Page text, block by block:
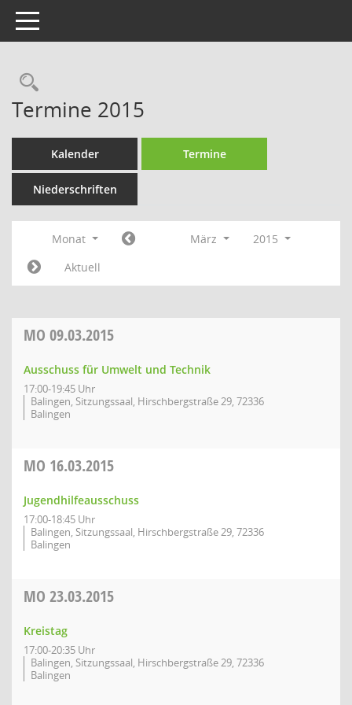
Toggle navigation
Rechercheauswahl
Termine 2015
Kalender Termine
Niederschriften
Monat März
2015
Aktuell
MO 09.03.2015
Ausschuss für Umwelt und Technik
17:00-19:45 Uhr
Balingen, Sitzungssaal, Hirschbergstraße 29, 72336
Balingen
MO 16.03.2015
Jugendhilfeausschuss
17:00-18:45 Uhr
Balingen, Sitzungssaal, Hirschbergstraße 29, 72336
Balingen
MO 23.03.2015
Kreistag
17:00-20:35 Uhr
Balingen, Sitzungssaal, Hirschbergstraße 29, 72336
Balingen